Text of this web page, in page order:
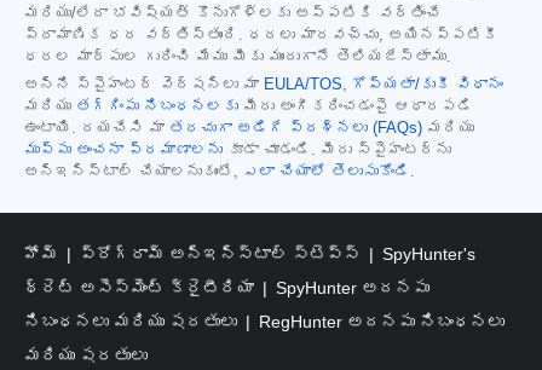
మరియు/లేదా భవిష్యత్ కొనుగోళ్లకు అప్పటికి వర్తించే
ప్రామాణిక ధర వర్తిస్తుంది. ధరలు మారవచ్చు, అయినప్పటికీ
ధరల మార్పుల గురించి మేము మీకు ముందుగానే తెలియజేస్తాము.
అన్ని స్పైహంటర్ వెర్షన్‌లు మా EULA/TOS, గోప్యతా/కుకీ విధానం
మరియు తగ్గింపు నిబంధనలకు మీరు అంగీకరించడంపై ఆధారపడి
ఉంటాయి. దయచేసి మా తరచుగా అడిగే ప్రశ్నలు (FAQs) మరియు
ముప్పు అంచనా ప్రమాణాలను కూడా చూడండి. మీరు స్పైహంటర్‌ను
అన్‌ఇన్‌స్టాల్ చేయాలనుకుంటే, ఎలా చేయాలో తెలుసుకోండి .
హోమ్ ప్రోగ్రామ్ అన్‌ఇన్‌స్టాల్ స్టెప్స్
SpyHunter's
థ్రెట్ అసెస్‌మెంట్ క్రైటీరియా
SpyHunter అదనపు
నిబంధనలు మరియు షరతులు
RegHunter అదనపు నిబంధనలు
మరియు షరతులు